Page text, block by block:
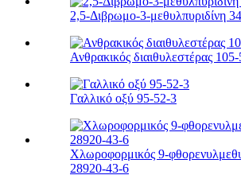
2,5-Διβρωμο-3-μεθυλπυριδίνη
Ανθρακικός διαιθυλεστέρας
Γαλλικό οξύ 95-52-3
Χλωροφορμικός 9-
28920-43-6